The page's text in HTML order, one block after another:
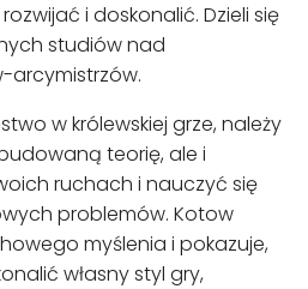
i doskonalić. Dzieli się
studiów nad
arcymistrzów.
w królewskiej grze, należy
teorię, ale i
ruchach i nauczyć się
problemów. Kotow
myślenia i pokazuje,
własny styl gry,